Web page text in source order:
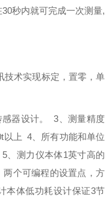
秒内就可完成一次测量,
技术实现标定，置零，单
感器设计。3、测量精度
以上 4、所有功能和单位
5、测力仪本体1英寸高的
两个可编程的设置点，方
本体低功耗设计保证3节